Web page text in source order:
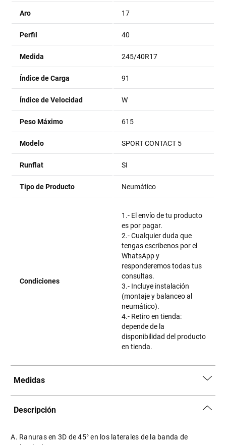
Aro 17
Perfil 40
Medida 245/40R17
Índice de Carga 91
Índice de Velocidad W
Peso Máximo 615
Modelo SPORT CONTACT 5
Runflat SI
Tipo de Producto Neumático
Condiciones
1.- El envío de tu producto
es por pagar.
2.- Cualquier duda que
tengas escríbenos por el
WhatsApp y
responderemos todas tus
consultas.
3.- Incluye instalación
(montaje y balanceo al
neumático).
4.- Retiro en tienda:
depende de la
disponibilidad del producto
en tienda.
Medidas
Descripción
A. Ranuras en 3D de 45° en los laterales de la banda de